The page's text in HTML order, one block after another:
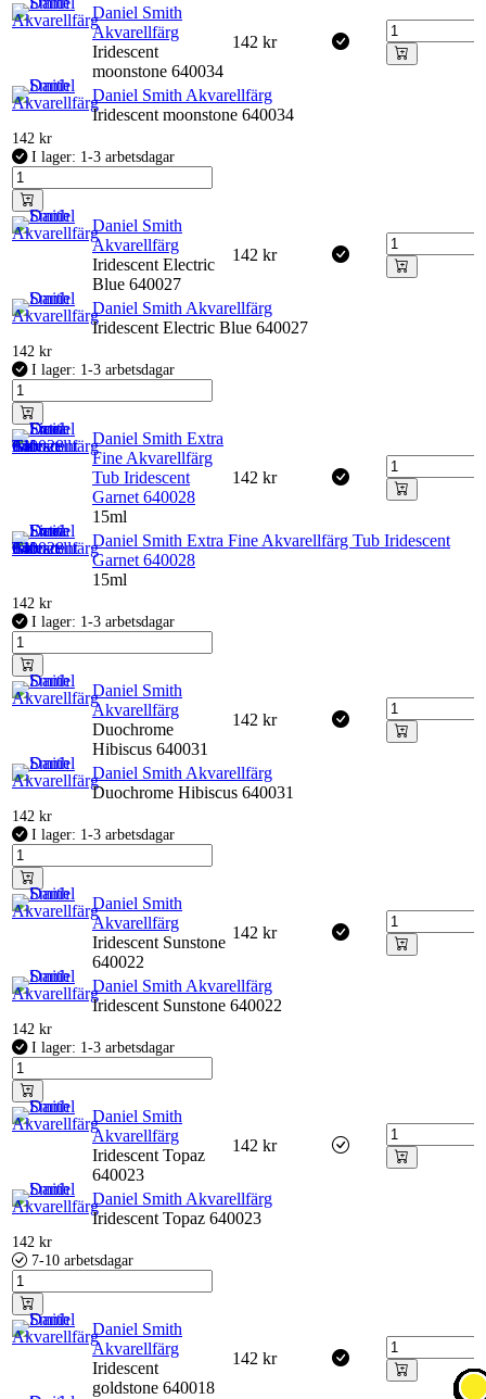
Daniel Smith
Akvarellfärg
Iridescent
moonstone 640034
142 kr
Daniel Smith Akvarellfärg
Iridescent moonstone 640034
142 kr
I lager: 1-3 arbetsdagar
Daniel Smith
Akvarellfärg
Iridescent Electric
Blue 640027
142 kr
Daniel Smith Akvarellfärg
Iridescent Electric Blue 640027
142 kr
I lager: 1-3 arbetsdagar
Daniel Smith Extra
Fine Akvarellfärg
Tub Iridescent
Garnet 640028
15ml
142 kr
Daniel Smith Extra Fine Akvarellfärg Tub Iridescent
Garnet 640028
15ml
142 kr
I lager: 1-3 arbetsdagar
Daniel Smith
Akvarellfärg
Duochrome
Hibiscus 640031
142 kr
Daniel Smith Akvarellfärg
Duochrome Hibiscus 640031
142 kr
I lager: 1-3 arbetsdagar
Daniel Smith
Akvarellfärg
Iridescent Sunstone
640022
142 kr
Daniel Smith Akvarellfärg
Iridescent Sunstone 640022
142 kr
I lager: 1-3 arbetsdagar
Daniel Smith
Akvarellfärg
Iridescent Topaz
640023
142 kr
Daniel Smith Akvarellfärg
Iridescent Topaz 640023
142 kr
7-10 arbetsdagar
Daniel Smith
Akvarellfärg
Iridescent
goldstone 640018
142 kr